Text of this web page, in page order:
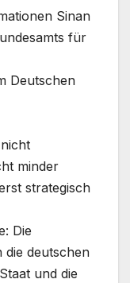
Sinan
für
Deutschen
minder
strategisch
Die
die deutschen
und die